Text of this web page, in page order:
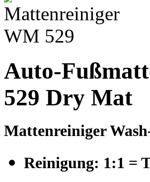
Auto-
529 Dry Mat
Mattenreiniger
Reinigung: 1:1 =